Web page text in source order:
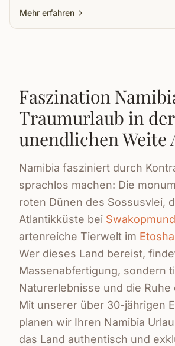
jeder Namibia-Rundreise.
Mehr erfahren
Faszination
Traumurlaub in der
unendlichen Weite
Namibia fasziniert durch
sprachlos machen: Die
roten Dünen des Sossusvlei,
Atlantikküste bei Swakopmund
artenreiche Tierwelt im
Wer dieses Land bereist,
Massenabfertigung, sondern
Naturerlebnisse und die Ruhe
Mit unserer über 30-jährigen
planen wir Ihren Namibia
das Land authentisch und